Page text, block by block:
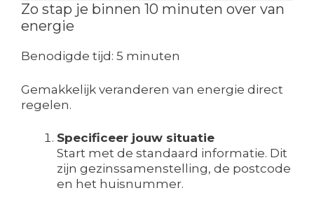
Zo stap je binnen 10 minuten over van
energie
Benodigde tijd: 5 minuten
Gemakkelijk veranderen van energie direct
regelen.
Specificeer jouw situatie
Start met de standaard informatie. Dit
zijn gezinssamenstelling, de postcode
en het huisnummer.